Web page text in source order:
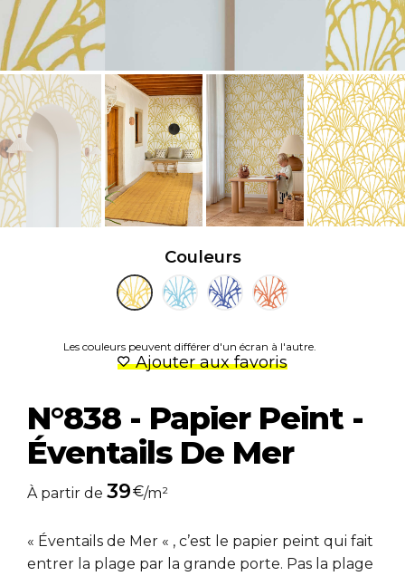
Couleurs
Les couleurs peuvent différer d'un écran à l'autre.
Ajouter aux favoris
N°838 - Papier Peint -
Éventails De Mer
À partir de 39€/m²
« Éventails de Mer « , c’est le papier peint qui fait
entrer la plage par la grande porte. Pas la plage